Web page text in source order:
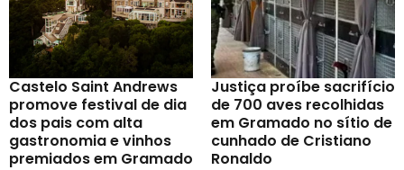
Castelo Saint Andrews
promove festival de dia
dos pais com alta
gastronomia e vinhos
premiados em Gramado
Justiça proíbe sacrifício
de 700 aves recolhidas
em Gramado no sítio de
cunhado de Cristiano
Ronaldo